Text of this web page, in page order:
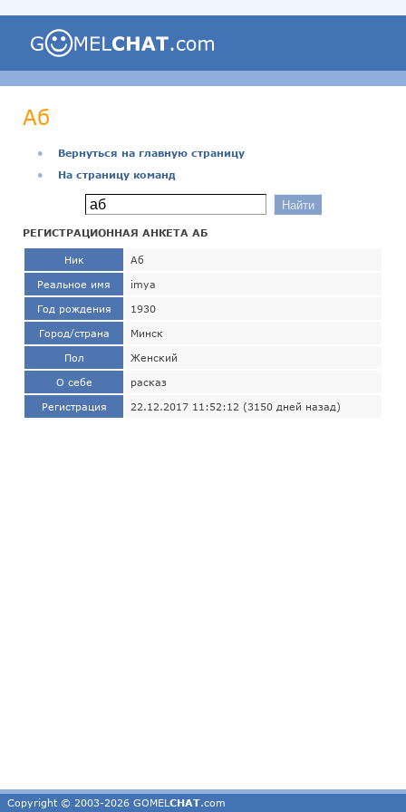
Аб
●
Вернуться на главную страницу
●
На страницу команд
РЕГИСТРАЦИОННАЯ АНКЕТА АБ
Ник Аб
Реальное имя imya
Год рождения 1930
Город/страна Минск
Пол Женский
О себе расказ
Регистрация 22.12.2017 11:52:12 (3150 дней назад)
Copyright © 2003-2026 GOMEL CHAT.com